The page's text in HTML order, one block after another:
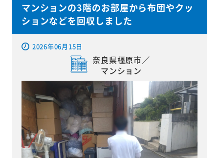
マンションの3階のお部屋から布団やクッ
ションなどを回収しました
2026年06月15日
奈良県橿原市／
マンション